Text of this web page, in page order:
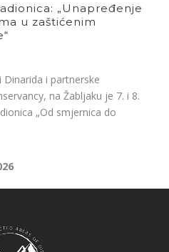
„Unapređenje
u zaštićenim
i partnerske
na Žabljaku je 7. i 8.
„Od smjernica do